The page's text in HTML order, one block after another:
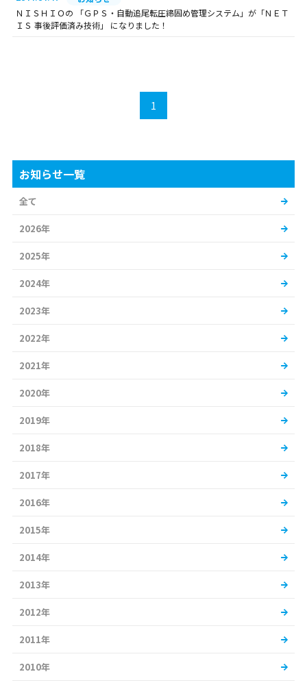
ＮＩＳＨＩＯの 「ＧＰＳ・自動追尾転圧締固め管理システム」が「ＮＥＴ
ＩＳ 事後評価済み技術」 になりました！
1
お知らせ一覧
全て
2026年
2025年
2024年
2023年
2022年
2021年
2020年
2019年
2018年
2017年
2016年
2015年
2014年
2013年
2012年
2011年
2010年